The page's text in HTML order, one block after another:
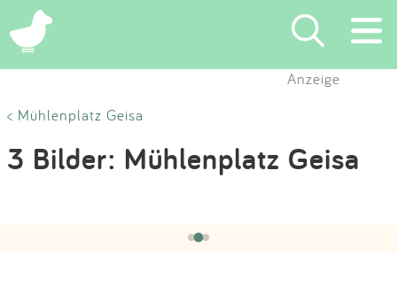
×
Eintragen
Anzeige
< Mühlenplatz Geisa
3 Bilder: Mühlenplatz Geisa